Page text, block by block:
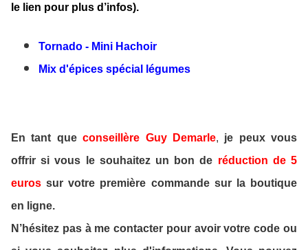
le lien pour plus d’infos).
Tornado - Mini Hachoir
Mix d'épices spécial légumes
En tant que conseillère Guy Demarle, je peux vous
offrir si vous le souhaitez un bon de réduction de 5
euros sur votre première commande sur la boutique
en ligne.
N’hésitez pas à me contacter pour avoir votre code ou